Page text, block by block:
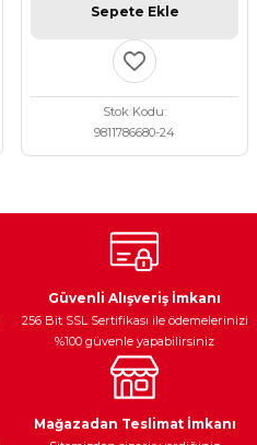
Sepete Ekle
Stok Kodu
9811786680-24
Araç Yağları
Güvenli Alışveriş İmkanı
256 Bit SSL Sertifikası ile ödemelerinizi
%100 güvenle yapabilirsiniz
Mağazadan Teslimat İmkanı